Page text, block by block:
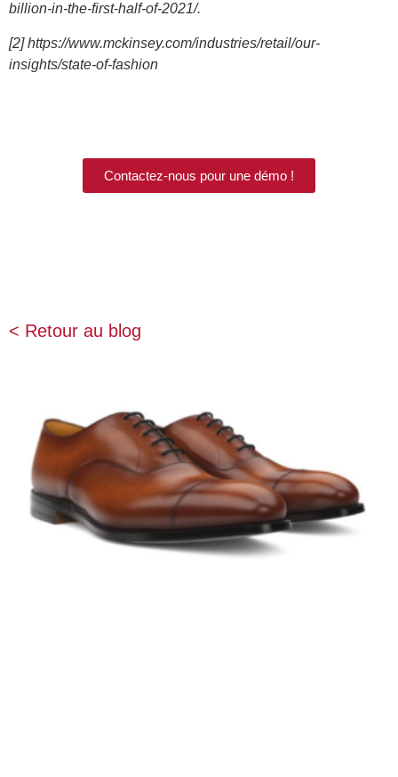
billion-in-the-first-half-of-2021/.
[2] https://www.mckinsey.com/industries/retail/our-
insights/state-of-fashion
Contactez-nous pour une démo !
< Retour au blog